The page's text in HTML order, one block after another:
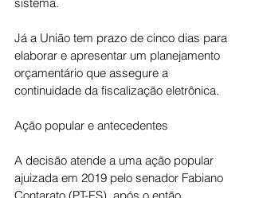
Já a União tem prazo de cinco dias para
elaborar e apresentar um planejamento
orçamentário que assegure a
continuidade da fiscalização eletrônica.
Ação popular e antecedentes
A decisão atende a uma ação popular
ajuizada em 2019 pelo senador Fabiano